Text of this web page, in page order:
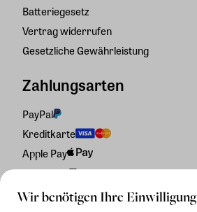
Wir benötigen Ihre Einwilligung
Batteriegesetz
Vertrag widerrufen
Gesetzliche Gewährleistung
Zahlungsarten
PayPal
Kreditkarte
Apple Pay
Rechnung